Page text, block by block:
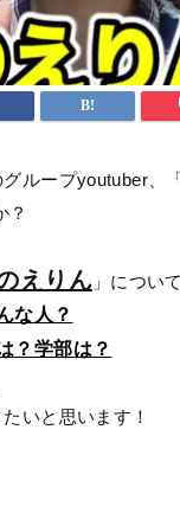
ループyoutuber、
？
えりん」について
な人？
？学部は？
いと思います！